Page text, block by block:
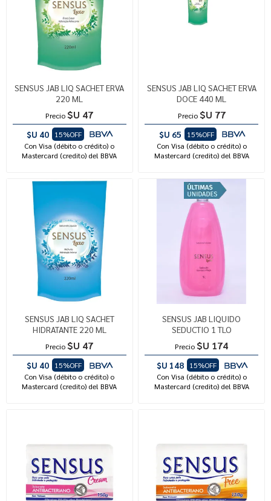
SENSUS JAB LIQ SACHET ERVA
220 ML
Precio $U 47
$U 40
15%OFF
Con Visa (débito o crédito) o
Mastercard (credito) del BBVA
SENSUS JAB LIQ SACHET ERVA
DOCE 440 ML
Precio $U 77
$U 65
15%OFF
Con Visa (débito o crédito) o
Mastercard (credito) del BBVA
SENSUS JAB LIQ SACHET
HIDRATANTE 220 ML
Precio $U 47
$U 40
15%OFF
Con Visa (débito o crédito) o
Mastercard (credito) del BBVA
SENSUS JAB LIQUIDO
SEDUCTIO 1 TLO
Precio $U 174
$U 148
15%OFF
Con Visa (débito o crédito) o
Mastercard (credito) del BBVA